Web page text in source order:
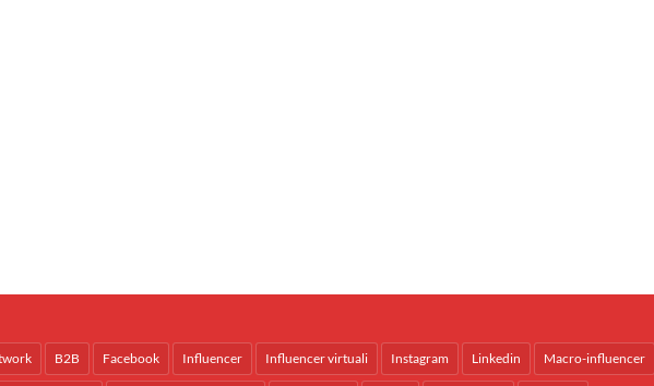
B2B Facebook Influencer Influencer virtuali Instagram Linkedin Macro-influencer